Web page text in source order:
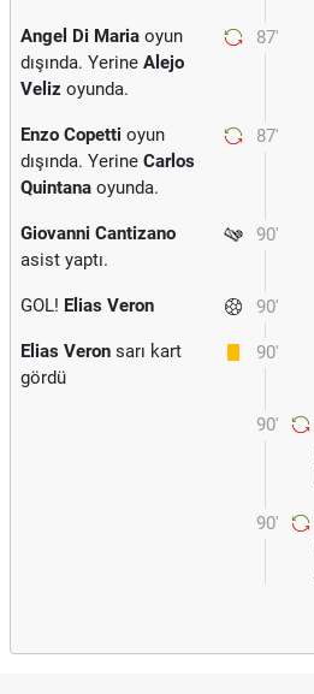
87'
Angel Di Maria oyun
dışında. Yerine Alejo
Veliz oyunda.
87'
Enzo Copetti oyun
dışında. Yerine Carlos
Quintana oyunda.
90'
Giovanni Cantizano
asist yaptı.
90'
GOL! Elias Veron
90'
Elias Veron sarı kart
gördü
90'
90'